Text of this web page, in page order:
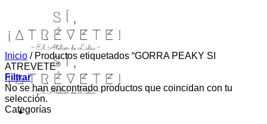
Inicio /Productos etiquetados “GORRA PEAKY SI
ATREVETE”
Filtrar
No se han encontrado productos que coincidan con tu
selección.
Categorías